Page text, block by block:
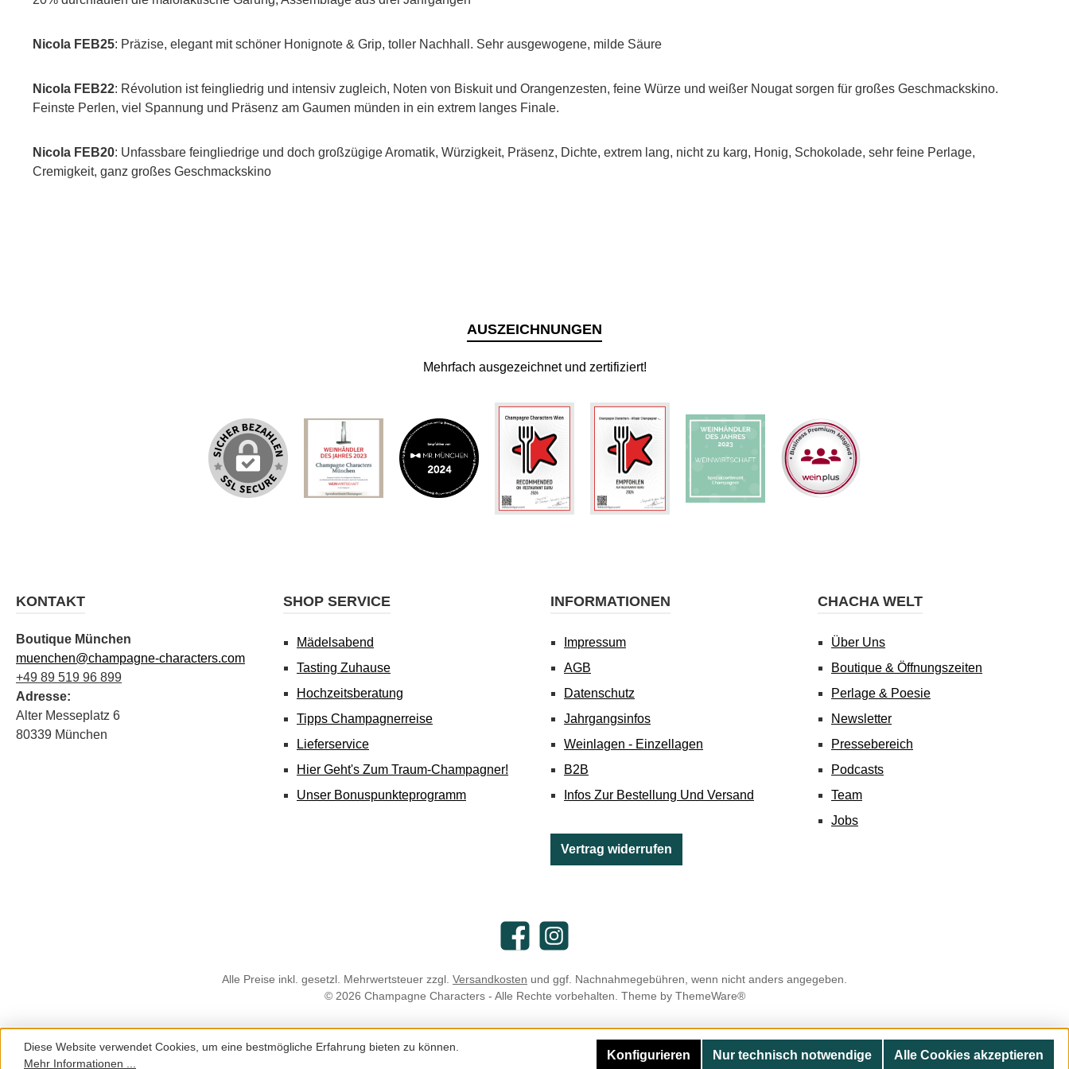
Nicola FEB25: Präzise, elegant mit schöner Honignote & Grip, toller Nachhall. Sehr ausgewogene, milde Säure
Nicola FEB22: Révolution ist feingliedrig und intensiv zugleich, Noten von Biskuit und Orangenzesten, feine Würze und weißer Nougat sorgen für großes Geschmackskino.
Feinste Perlen, viel Spannung und Präsenz am Gaumen münden in ein extrem langes Finale.
Nicola FEB20: Unfassbare feingliedrige und doch großzügige Aromatik, Würzigkeit, Präsenz, Dichte, extrem lang, nicht zu karg, Honig, Schokolade, sehr feine Perlage,
Cremigkeit, ganz großes Geschmackskino
AUSZEICHNUNGEN
Mehrfach ausgezeichnet und zertifiziert!
KONTAKT
Boutique München
muenchen@champagne-characters.com
+49 89 519 96 899
Adresse:
Alter Messeplatz 6
80339 München
SHOP SERVICE
Mädelsabend
Tasting Zuhause
Hochzeitsberatung
Tipps Champagnerreise
Lieferservice
Hier Geht's Zum Traum-Champagner!
Unser Bonuspunkteprogramm
INFORMATIONEN
Impressum
AGB
Datenschutz
Jahrgangsinfos
Weinlagen - Einzellagen
B2B
Infos Zur Bestellung Und Versand
Vertrag widerrufen
CHACHA WELT
Über Uns
Boutique & Öffnungszeiten
Perlage & Poesie
Newsletter
Pressebereich
Podcasts
Team
Jobs
FacebookInstagram
Alle Preise inkl. gesetzl. Mehrwertsteuer zzgl. Versandkosten und ggf. Nachnahmegebühren, wenn nicht anders angegeben.
© 2026 Champagne Characters - Alle Rechte vorbehalten. Theme by ThemeWare®
Diese Website verwendet Cookies, um eine bestmögliche Erfahrung bieten zu können.
Mehr Informationen ...
Nur technisch notwendige
Konfigurieren Alle Cookies akzeptieren